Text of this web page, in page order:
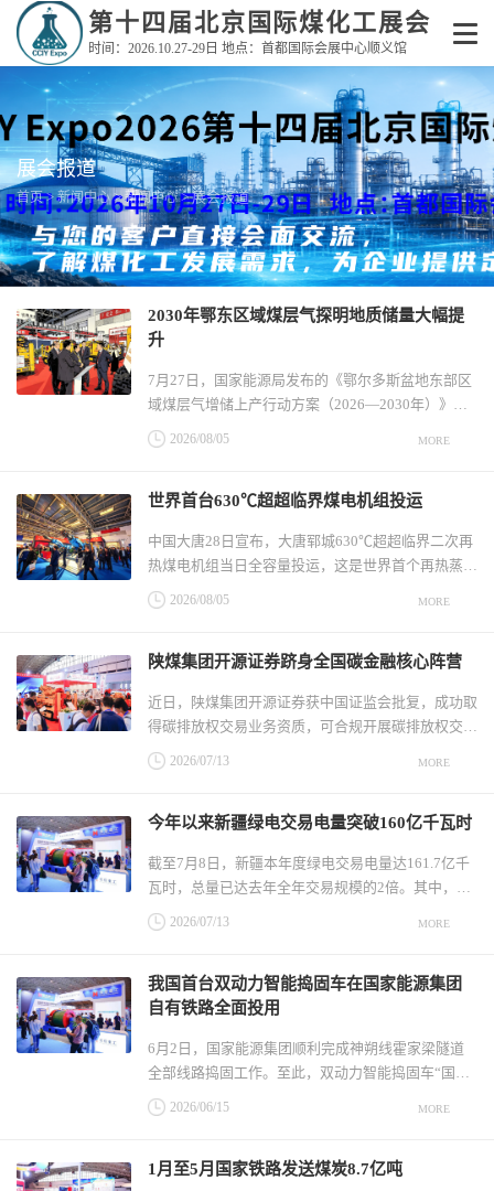
第十四届北京国际煤化工展会
时间：2026.10.27-29日 地点：首都国际会展中心顺义馆
展会报道
首页>新闻中心>新闻中心> 展会报道
2030年鄂东区域煤层气探明地质储量大幅提
升
7月27日，国家能源局发布的《鄂尔多斯盆地东部区
域煤层气增储上产行动方案（2026—2030年）》指
出，“十五五”时期，鄂东区域煤层气基地全面提质增
效，产能产量大幅提升，关键核心技术取得突破，发
明地质储量较“十四五”末增加6000亿立方米以上，
MORE
2026/08/05
世界首台630℃超超临界煤电机组投运
中国大唐28日宣布，大唐郓城630℃超超临界二次再
热煤电机组当日全容量投运，这是世界首个再热蒸汽
温度超过630℃、发电热效率突破50%的超超临界煤
电项目，单台机组容量100万千瓦。中国大唐董事长
力最高、效率最高、供电煤耗最低的世界纪录，进一
MORE
2026/08/05
陕煤集团开源证券跻身全国碳金融核心阵营
近日，陕煤集团开源证券获中国证监会批复，成功取
得碳排放权交易业务资质，可合规开展碳排放权交易
及各类绿色金融相关业务，实现了绿色金融业务的历
史性跨越，跻身全国碳金融核心参与主体行列。这是
融领域的布局空白。开源证券是西北地区首批获此资
MORE
2026/07/13
今年以来新疆绿电交易电量突破160亿千瓦时
截至7月8日，新疆本年度绿电交易电量达161.7亿千
瓦时，总量已达去年全年交易规模的2倍。其中，省
内绿电交易102.3亿千瓦时，同比增长414%，交易规
模位居西北各省区首位；省间绿电交易59.4亿千瓦
历史同期新高。
MORE
2026/07/13
我国首台双动力智能捣固车在国家能源集团
自有铁路全面投用
6月2日，国家能源集团顺利完成神朔线霍家梁隧道
全部线路捣固工作。至此，双动力智能捣固车“国能
奋进号”在集团自有铁路全面投入常态化应用。作为
国内首款实现隧道全域作业的同类型装备，此次投用
色化发展上取得重要进展。该设备由国家能源集团铁
MORE
2026/06/15
1月至5月国家铁路发送煤炭8.7亿吨